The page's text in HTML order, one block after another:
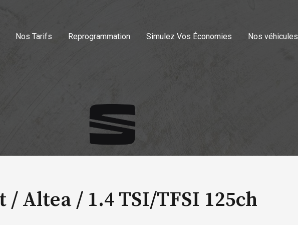
Nos Tarifs Reprogrammation Simulez Vos Économies Nos véhicules
/ Altea / 1.4 TSI/TFSI 125ch